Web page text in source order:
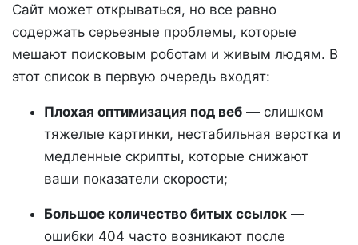
Сайт может открываться, но все равно
содержать серьезные проблемы, которые
мешают поисковым роботам и живым людям. В
этот список в первую очередь входят:
Плохая оптимизация под веб — слишком
тяжелые картинки, нестабильная верстка и
медленные скрипты, которые снижают
ваши показатели скорости;
Большое количество битых ссылок —
ошибки 404 часто возникают после